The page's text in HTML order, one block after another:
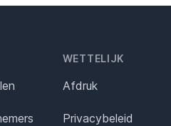
WETTELIJK
Afdruk
Privacybeleid